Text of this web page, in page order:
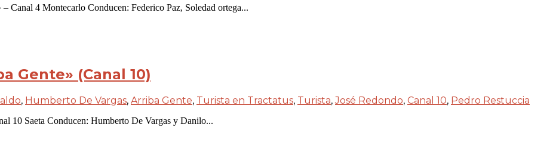
Canal 4 Montecarlo Conducen: Federico Paz, Soledad ortega...
Gente» (Canal 10)
, Humberto De Vargas, Arriba Gente, Turista en Tractatus, Turista,José Redondo, Canal 10, Pedro Restuccia
10 Saeta Conducen: Humberto De Vargas y Danilo...